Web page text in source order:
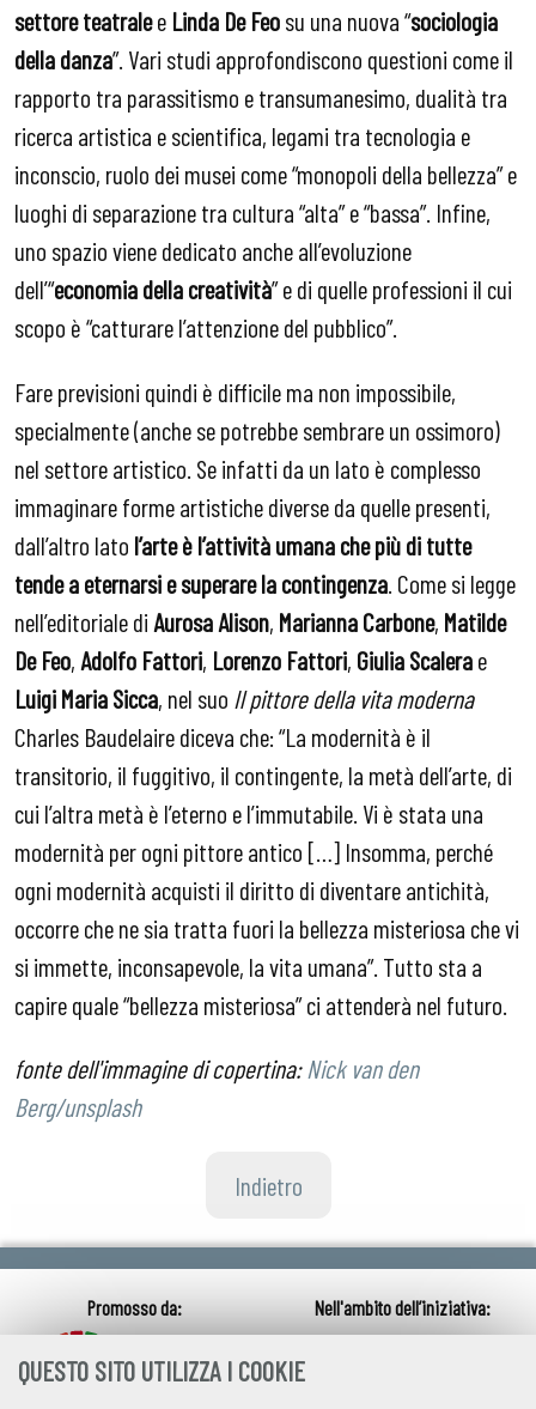
QUESTO SITO UTILIZZA I COOKIE
settore teatralee Linda De Feosu una nuova “sociologia
della danza”. Vari studi approfondiscono questioni come il
rapporto tra parassitismo e transumanesimo, dualità tra
ricerca artistica e scientifica, legami tra tecnologia e
inconscio, ruolo dei musei come “monopoli della bellezza” e
luoghi di separazione tra cultura “alta” e “bassa”. Infine,
uno spazio viene dedicato anche all’evoluzione
dell’“economia della creatività” e di quelle professioni il cui
scopo è “catturare l’attenzione del pubblico”.
Fare previsioni quindi è difficile ma non impossibile,
specialmente (anche se potrebbe sembrare un ossimoro)
nel settore artistico. Se infatti da un lato è complesso
immaginare forme artistiche diverse da quelle presenti,
dall’altro lato l’arte è l’attività umana che più di tutte
tende a eternarsi e superare la contingenza . Come si legge
nell’editoriale di Aurosa Alison, Marianna Carbone, Matilde
De Feo, Adolfo Fattori, Lorenzo Fattori, Giulia Scalerae
Luigi Maria Sicca, nel suo Il pittore della vita moderna
Charles Baudelaire diceva che: “La modernità è il
transitorio, il fuggitivo, il contingente, la metà dell’arte, di
cui l’altra metà è l’eterno e l’immutabile. Vi è stata una
modernità per ogni pittore antico […] Insomma, perché
ogni modernità acquisti il diritto di diventare antichità,
occorre che ne sia tratta fuori la bellezza misteriosa che vi
si immette, inconsapevole, la vita umana”. Tutto sta a
capire quale “bellezza misteriosa” ci attenderà nel futuro.
fonte dell'immagine di copertina:Nick van den
Berg/unsplash
Indietro